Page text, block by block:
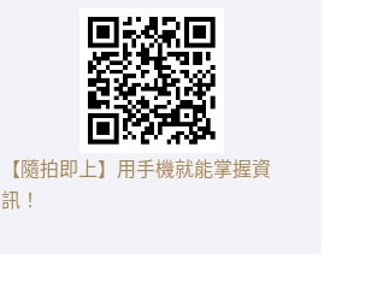
【隨拍即上】用手機就能掌握資
訊！